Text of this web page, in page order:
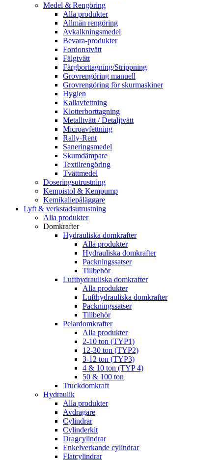
Medel & Rengöring
Alla produkter
Allmän rengöring
Avkalkningsmedel
Bevara-produkter
Fordonstvätt
Fälgtvätt
Färgborttagning/Strippning
Grovrengöring manuell
Grovrengöring för skurmaskiner
Hygien
Kallavfettning
Klotterborttagning
Metalltvätt / Detaljtvätt
Microavfettning
Rally-Rent
Saneringsmedel
Skumdämpare
Textilrengöring
Tvättmedel
Doseringsutrustning
Kempistol & Kempump
Kemikaliepåläggare
Lyft & verkstadsutrustning
Alla produkter
Domkrafter
Hydrauliska domkrafter
Alla produkter
Hydrauliska domkrafter
Packningssatser
Tillbehör
Lufthydrauliska domkrafter
Alla produkter
Lufthydrauliska domkrafter
Packningssatser
Tillbehör
Pelardomkrafter
Alla produkter
2-10 ton (TYP1)
12-30 ton (TYP2)
3-12 ton (TYP3)
4 & 10 ton (TYP 4)
50 & 100 ton
Truckdomkraft
Hydraulik
Alla produkter
Avdragare
Cylindrar
Cylinderkit
Dragcylindrar
Enkelverkande cylindrar
Flatcylindrar